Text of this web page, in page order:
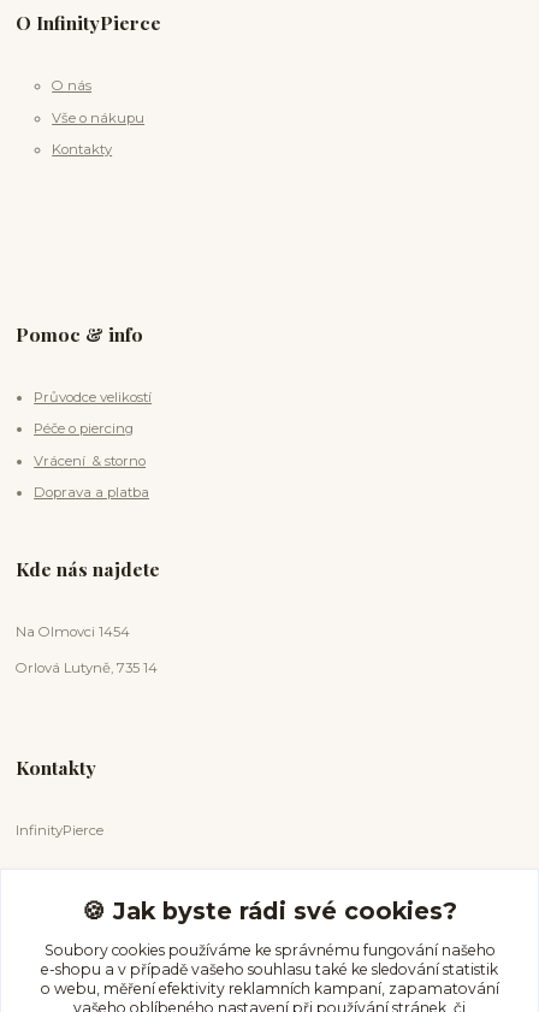
O InfinityPierce
O nás
Vše o nákupu
Kontakty
Pomoc & info
Průvodce velikostí
Péče o piercing
Vrácení & storno
Doprava a platba
Kde nás najdete
Na Olmovci 1454
Orlová Lutyně, 735 14
Kontakty
InfinityPierce
+420 731 681 038
(Po-Ne, 9-18 hod.)
info@infinitypierce.cz
🍪 Jak byste rádi své cookies?
Soubory cookies používáme ke správnému fungování našeho
e-shopu a v případě vašeho souhlasu také ke sledování statistik
o webu, měření efektivity reklamních kampaní, zapamatování
vašeho oblíbeného nastavení při používání stránek, či